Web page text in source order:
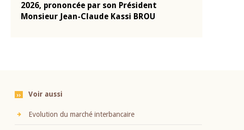
2026, prononcée par son Président
Monsieur Jean-Claude Kassi BROU
Voir aussi
Evolution du marché interbancaire